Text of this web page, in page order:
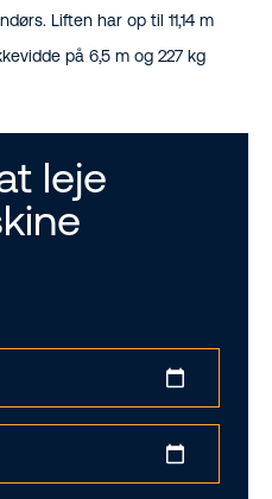
Liften har op til 11,14 m
på 6,5 m og 227 kg
leje